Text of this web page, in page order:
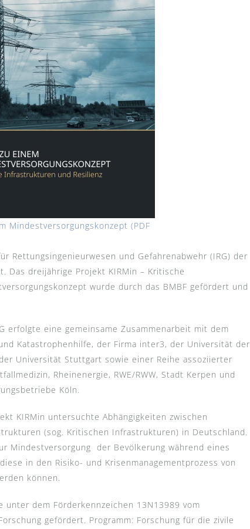
Mindestversorgungskonzept (PDF
Rettungsingenieurwesen und Gefahrenabwehr (IRG) der
Das dreijährige Projekt KIRMin – Kritische
wurde durch das BMBF gefördert und
erfolgte eine gemeinsame Zusammenarbeit mit dem
Katastrophenhilfe, der Firma inter3, der Universität der
Universität Stuttgart sowie einer Reihe assoziierter
Rheinenergie, RWE/RWW, Stadt Kerpen und
Köln.
KIRMin untersuchte Abhängigkeiten zwischen
(sog. Kritischen Infrastrukturen) in Deutschland.
Mindestversorgung der Bevölkerung während eines
in den Risiko- und Krisenmanagementprozess von
können.
unter dem Förderkennzeichen 13N13989 vom
gefördert. Programm: Forschung für die zivile